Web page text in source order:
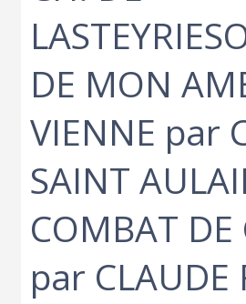
DE MON
VIENNE par
SAINT
COMBAT DE
par CLAUDE